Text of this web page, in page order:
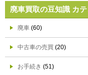
廃車買取の豆知識 カ
廃車 (60)
中古車の売買 (20)
お手続き (51)